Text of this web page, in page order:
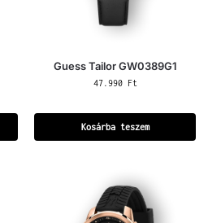
Guess Tailor GW0389G1
47.990 Ft
Kosárba teszem